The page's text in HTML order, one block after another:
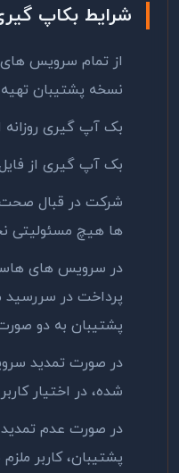
شرایط بکاپ
از تمام سرویس
نسخه پشتیبان
بک آپ گیری روزانه
بک آپ گیری از
شرکت در قبال صحت
ها هیچ مسئولیتی
در سرویس های
پرداخت در سررسید
پشتیبان به دو
در صورت تمدید
شده، در اختیار
در صورت عدم